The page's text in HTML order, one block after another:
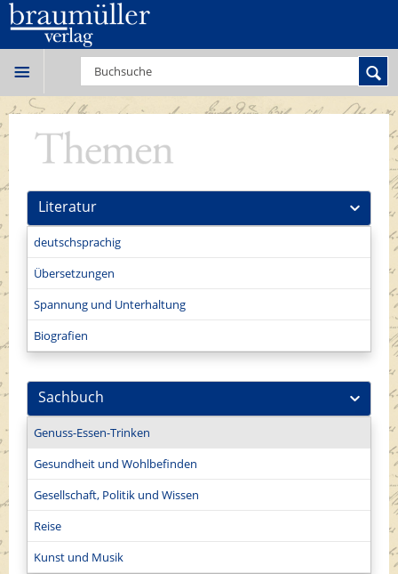
Literatur
deutschsprachig
Übersetzungen
Spannung und Unterhaltung
Biografien
Sachbuch
Genuss-Essen-Trinken
Gesundheit und Wohlbefinden
Gesellschaft, Politik und Wissen
Reise
Kunst und Musik